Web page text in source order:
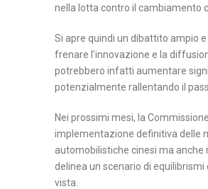
A
P
O
L
S
A
nella lotta contro il cambiamento
Si apre quindi un dibattito ampio
frenare l’innovazione e la
potrebbero infatti aumentare
potenzialmente rallentando il
Nei prossimi mesi, la
implementazione definitiva delle
automobilistiche cinesi ma anche
delinea un scenario di
vista.